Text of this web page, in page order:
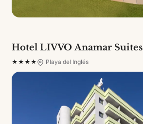
Hotel LIVVO Anamar Suites
★★★★ Playa del Inglés